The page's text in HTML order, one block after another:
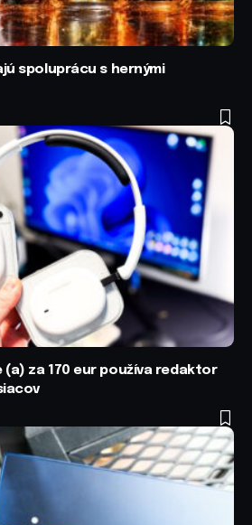
spoluprácu s hernými
(a) za 170 eur používa redaktor